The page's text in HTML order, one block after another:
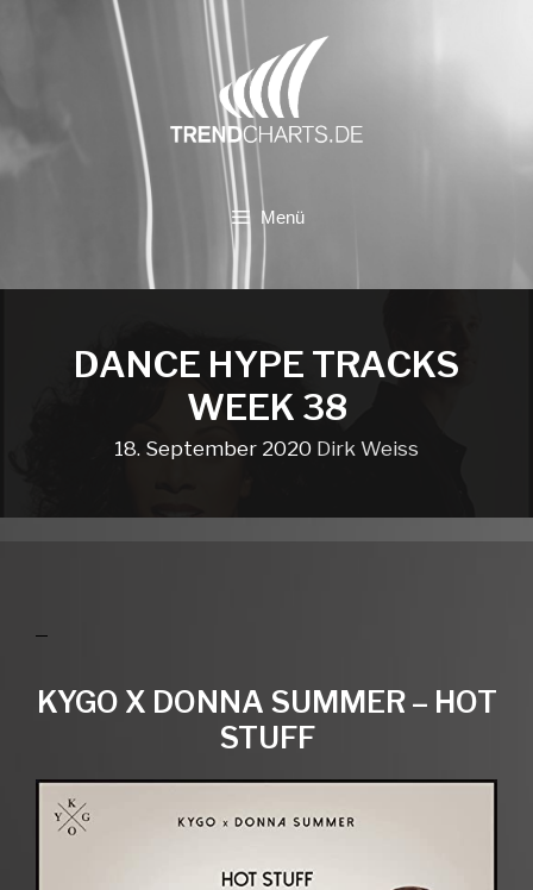
Menü
DANCE HYPE TRACKS
WEEK 38
18. September 2020 Dirk Weiss
KYGO X DONNA SUMMER – HOT
STUFF